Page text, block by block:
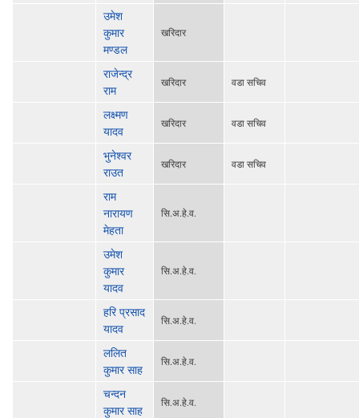
उमेश
कुमार
मण्डल
खरिदार
राजेन्द्र
राम
खरिदार वडा सचिव
लक्ष्मण
यादव
खरिदार वडा सचिव
भुनेश्वर
राउत
खरिदार वडा सचिव
राम
नारायण
मेहता
सि‍.अ.हे.व.
उमेश
कुमार
यादव
सि‍.अ.हे.व.
हरि प्रसाद
यादव
सि‍.अ.हे.व.
ललित
कुमार साह
सि‍.अ.हे.व.
चन्दन
कुमार साह
सि‍.अ.हे.व.